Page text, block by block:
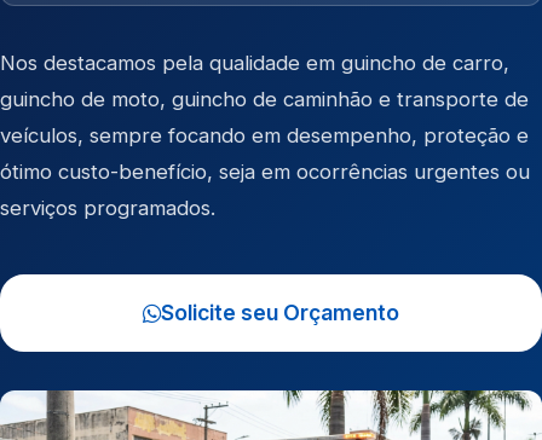
Nos destacamos pela qualidade em guincho de carro,
guincho de moto, guincho de caminhão e transporte de
veículos, sempre focando em desempenho, proteção e
ótimo custo-benefício, seja em ocorrências urgentes ou
serviços programados.
Solicite seu Orçamento